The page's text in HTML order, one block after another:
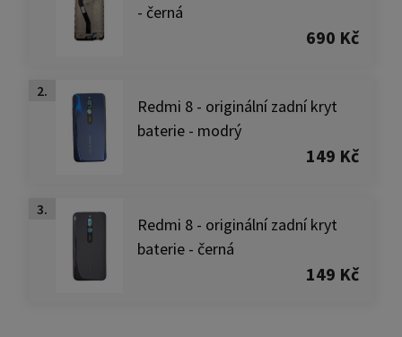
- černá
690 Kč
2.
Redmi 8 - originální zadní kryt
baterie - modrý
149 Kč
3.
Redmi 8 - originální zadní kryt
baterie - černá
149 Kč